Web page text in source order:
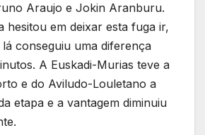
Araujo e Jokin Aranburu.
hesitou em deixar esta fuga ir,
conseguiu uma diferença
A Euskadi-Murias teve a
e do Aviludo-Louletano a
etapa e a vantagem diminuiu